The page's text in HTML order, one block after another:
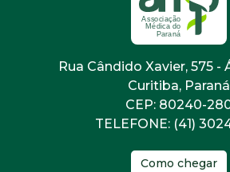
Rua Cândido Xavier, 575 -
Curitiba, Paraná
CEP: 80240-
TELEFONE: (41)
Como chegar